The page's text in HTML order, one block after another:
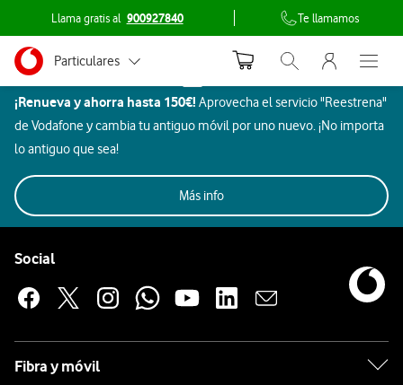
Llama gratis al 900927840 Te llamamos
Ir a la pagina principal de vodafone.es
Menu navegación Segmento
Particulares
Autónomos
Pymes
Grandes empresas
y AA.PP.
Abrir buscador.
Menu
Abre
Inicio
Dispositivos
Alcatel
MóvilesGamingSmartwatchOrdenadores
Auriculares
Alcatel
Samsung
¡Renueva y ahorra hasta 150€! Aprovecha el servicio "Reestrena"
de Vodafone y cambia tu antiguo móvil por uno nuevo. ¡No importa
lo antiguo que sea!
Más info
Social
Fibra y móvil